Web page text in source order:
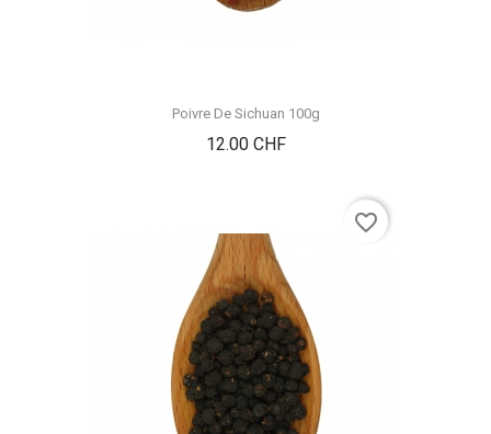
Poivre De Sichuan 100g
12.00 CHFPrix
favorite_border